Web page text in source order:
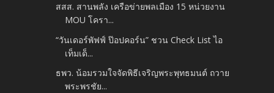
สสส. สานพลัง เครือข่ายพลเมือง 15 หน่วยงาน
MOU โครา...
“วันเดอร์พัฟฟ์ ป๊อปคอร์น” ชวน Check List ไอ
เท็มเด็...
ธพว. น้อมรวมใจจัดพิธีเจริญพระพุทธมนต์ ถวาย
พระพรชัย...